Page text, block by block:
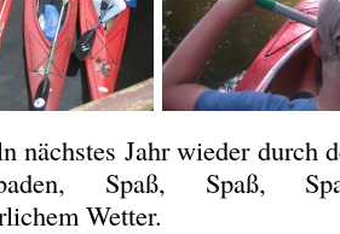
nächstes Jahr wieder durch
Spaß, Spaß,
Wetter.